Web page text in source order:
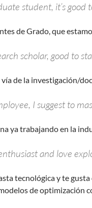
student, it’s
de Grado, que
scholar, good to
de la investigación/
I suggest to
ya trabajando en la
and love
tecnológica y te
de optimización